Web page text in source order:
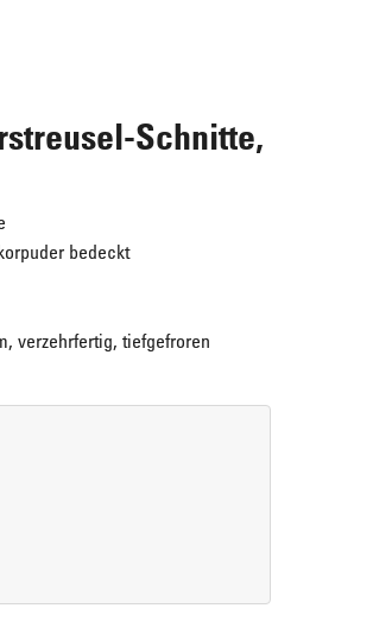
Schnitte,
bedeckt
verzehrfertig, tiefgefroren